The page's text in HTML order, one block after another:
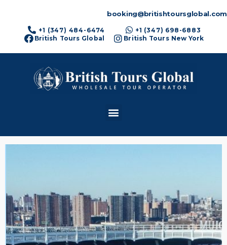
booking@britishtoursglobal.com
+1 (347) 484-6474
+1 (347) 698-6883
British Tours Global
British Tours New York